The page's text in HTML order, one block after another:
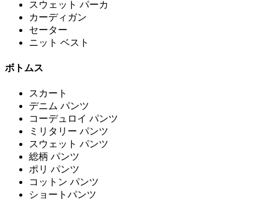
スウェット パーカ
カーディガン
セーター
ニット ベスト
ボトムス
スカート
デニム パンツ
コーデュロイ パンツ
ミリタリー パンツ
スウェット パンツ
総柄 パンツ
ポリ パンツ
コットン パンツ
ショートパンツ